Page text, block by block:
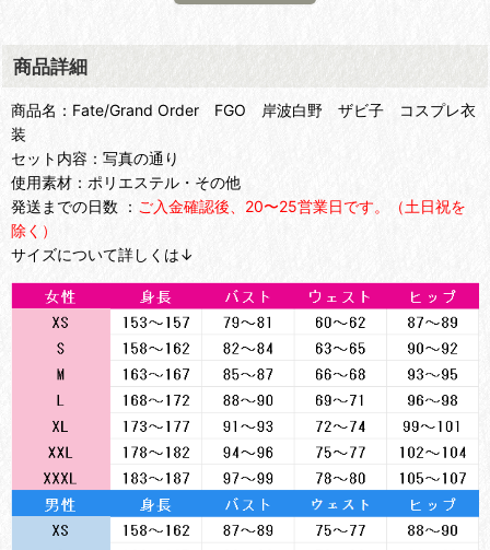
商品詳細
商品名：Fate/Grand Order FGO 岸波白野 ザビ子 コスプレ衣
装
セット内容：写真の通り
使用素材：ポリエステル・その他
発送までの日数 ： ご入金確認後、20〜25営業日です。（土日祝を
除く）
サイズについて詳しくは↓